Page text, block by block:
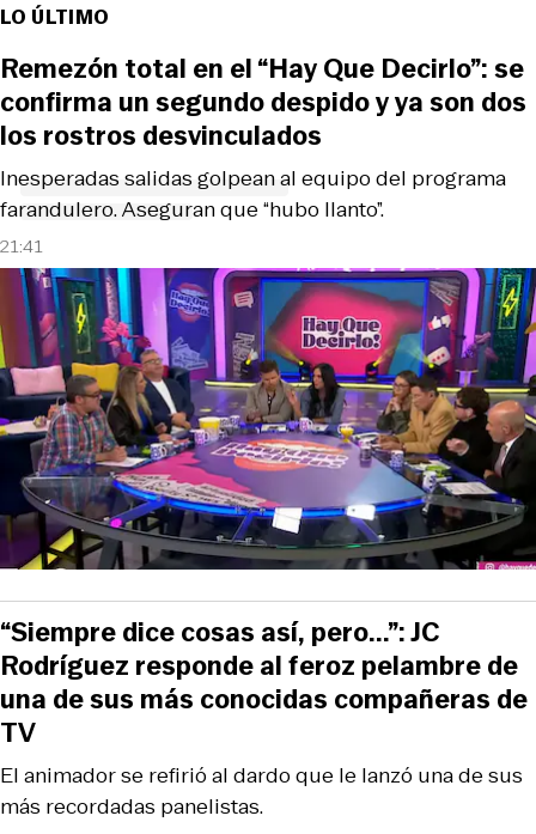
LO ÚLTIMO
21:41
Inesperadas salidas golpean al equipo del programa
farandulero. Aseguran que “hubo llanto”.
Remezón total en el “Hay Que Decirlo”: se
confirma un segundo despido y ya son dos
los rostros desvinculados
El animador se refirió al dardo que le lanzó una de sus
más recordadas panelistas.
“Siempre dice cosas así, pero...”: JC
Rodríguez responde al feroz pelambre de
una de sus más conocidas compañeras de
TV